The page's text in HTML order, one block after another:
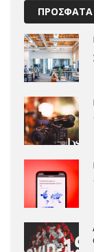
ΠΡΟΣΦΑΤΑ